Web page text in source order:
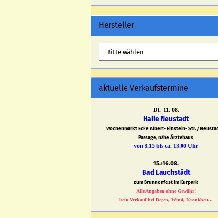
Hersteller
aktuelle Verkaufstermine
Di. 11. 08.
Halle Neustadt
Wochenmarkt Ecke Albert- Einstein- Str. /
Passage, nähe Ärztehaus
von 8.15 bis ca. 13.00 Uhr
15.+16.08.
Bad Lauchstädt
zum Brunnenfest im Kurpark
Alle Angaben ohne Gewähr!
kein Verkauf bei Regen, Wind, Krankheit...